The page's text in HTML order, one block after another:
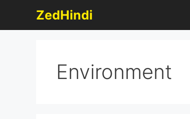
content
ZedHindi
Environment